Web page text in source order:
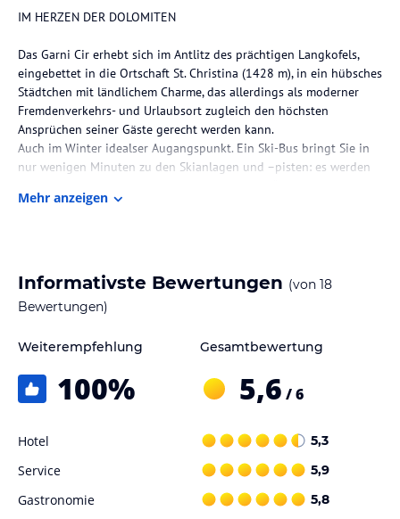
IM HERZEN DER DOLOMITEN
Das Garni Cir erhebt sich im Antlitz des prächtigen Langkofels,
eingebettet in die Ortschaft St. Christina (1428 m), in ein hübsches
Städtchen mit ländlichem Charme, das allerdings als moderner
Fremdenverkehrs- und Urlaubsort zugleich den höchsten
Ansprüchen seiner Gäste gerecht werden kann.
Auch im Winter idealser Augangspunkt. Ein Ski-Bus bringt Sie in
nur wenigen Minuten zu den Skianlagen und –pisten: es werden
ohne Gewähr und ohne Prüfung durch HolidayCheck. Bitte
Angebotsdetails
jeweiligen Veranstalters.
Mehr anzeigen
Informativste Bewertungen (von 18
Bewertungen)
Weiterempfehlung
100%
Gesamtbewertung
5,6 / 6
Hotel 5,3
Service 5,9
Gastronomie 5,8